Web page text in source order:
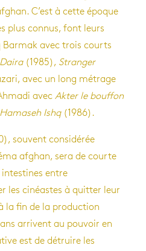
C’est à cette époque
plus connus, font leurs
Barmak avec trois courts
Daira(1985), Stranger
avec un long métrage
avec Akter le bouffon
Hamaseh Ishq(1986).
souvent considérée
afghan, sera de courte
intestines entre
les cinéastes à quitter leur
la fin de la production
arrivent au pouvoir en
est de détruire les